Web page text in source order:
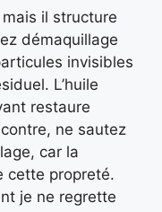
il structure
démaquillage
invisibles
L’huile
restaure
ne sautez
car la
cette propreté.
je ne regrette